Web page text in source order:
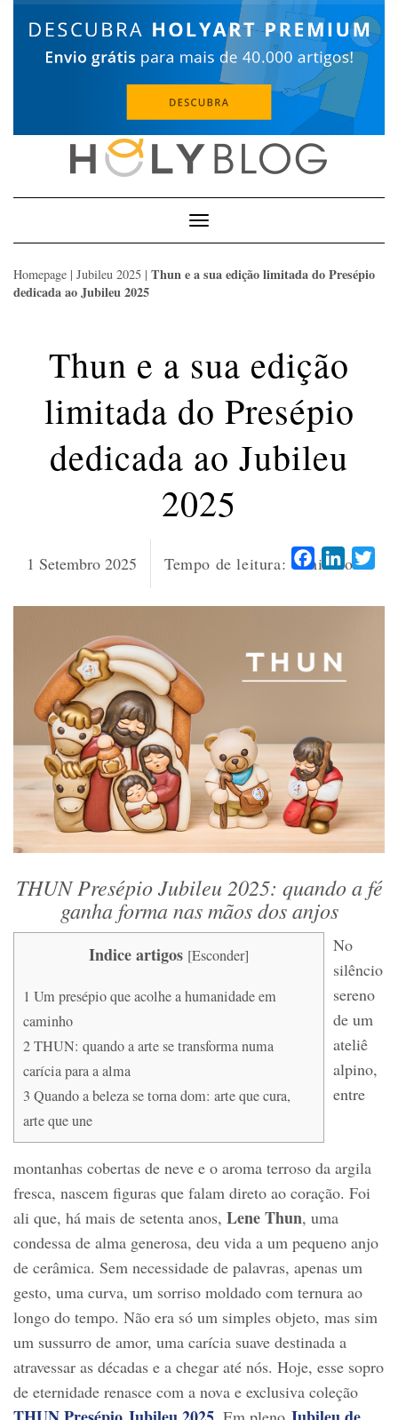
Toggle
Navigation
Homepage | Jubileu 2025 | Thun e a sua edição limitada do Presépio
dedicada ao Jubileu 2025
Thun e a sua edição
limitada do Presépio
dedicada ao Jubileu
2025
1 Setembro 2025 Tempo de leitura: 4 minutos
Facebook
THUN Presépio Jubileu 2025: quando a fé
ganha forma nas mãos dos anjos
Indice artigos [Esconder]
1 Um presépio que acolhe a humanidade em
caminho
2THUN: quando a arte se transforma numa
carícia para a alma
3 Quando a beleza se torna dom: arte que cura,
arte que une
No
silêncio
sereno
de um
ateliê
alpino,
entre
montanhas cobertas de neve e o aroma terroso da argila
fresca, nascem figuras que falam direto ao coração. Foi
ali que, há mais de setenta anos, Lene Thun, uma
condessa de alma generosa, deu vida a um pequeno anjo
de cerâmica. Sem necessidade de palavras, apenas um
gesto, uma curva, um sorriso moldado com ternura ao
longo do tempo. Não era só um simples objeto, mas sim
um sussurro de amor, uma carícia suave destinada a
atravessar as décadas e a chegar até nós. Hoje, esse sopro
de eternidade renasce com a nova e exclusiva coleção